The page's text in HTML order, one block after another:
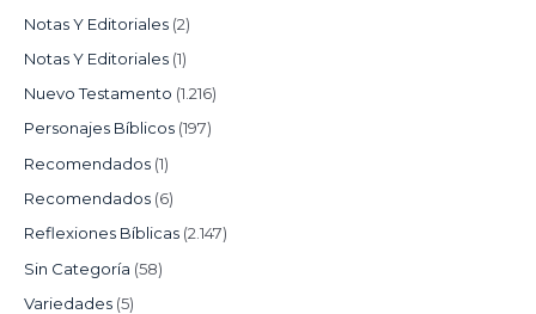
Notas Y Editoriales (2)
Notas Y Editoriales (1)
Nuevo Testamento (1.216)
Personajes Bíblicos (197)
Recomendados (1)
Recomendados (6)
Reflexiones Bíblicas (2.147)
Sin Categoría (58)
Variedades (5)